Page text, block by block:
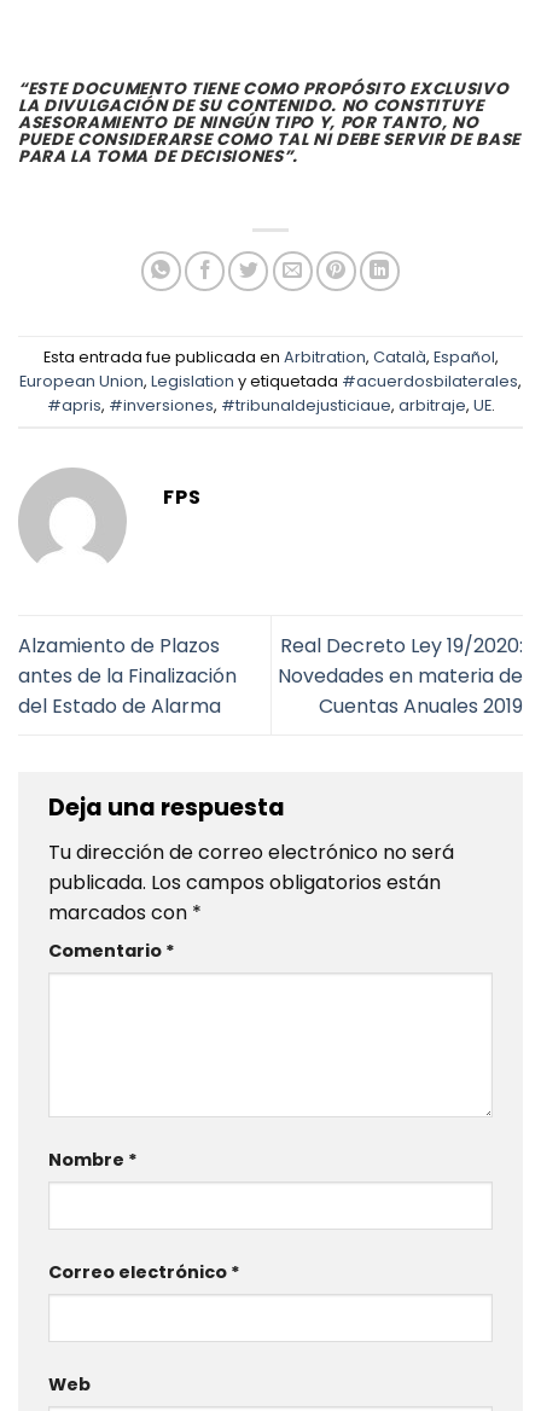
“ESTE DOCUMENTO TIENE COMO PROPÓSITO EXCLUSIVO
LA DIVULGACIÓN DE SU CONTENIDO. NO CONSTITUYE
ASESORAMIENTO DE NINGÚN TIPO Y, POR TANTO, NO
PUEDE CONSIDERARSE COMO TAL NI DEBE SERVIR DE BASE
PARA LA TOMA DE DECISIONES”.
Esta entrada fue publicada en Arbitration, Català, Español,
European Union, Legislation y etiquetada #acuerdosbilaterales,
#apris, #inversiones, #tribunaldejusticiaue, arbitraje, UE.
FPS
Alzamiento de Plazos
antes de la Finalización
del Estado de Alarma
Real Decreto Ley 19/2020:
Novedades en materia de
Cuentas Anuales 2019
Deja una respuesta
Tu dirección de correo electrónico no será
publicada. Los campos obligatorios están
marcados con *
Comentario *
Nombre *
Correo electrónico *
Web